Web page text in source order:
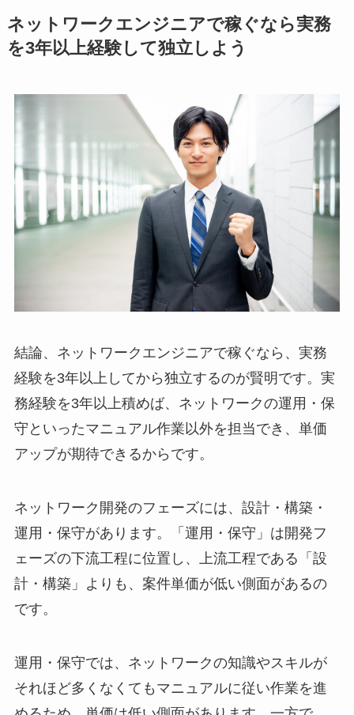
ネットワークエンジニアで稼ぐなら実務
を3年以上経験して独立しよう
結論、ネットワークエンジニアで稼ぐなら、実務
経験を3年以上してから独立するのが賢明です。実
務経験を3年以上積めば、ネットワークの運用・保
守といったマニュアル作業以外を担当でき、単価
アップが期待できるからです。
ネットワーク開発のフェーズには、設計・構築・
運用・保守があります。「運用・保守」は開発フ
ェーズの下流工程に位置し、上流工程である「設
計・構築」よりも、案件単価が低い側面があるの
です。
運用・保守では、ネットワークの知識やスキルが
それほど多くなくてもマニュアルに従い作業を進